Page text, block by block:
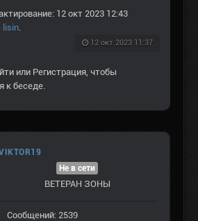
12 окт 2023 12:43
lisin
12 окт 2023 11:37
или Регистрация , чтобы
к беседе.
Не в сети
ВЕТЕРАН ЗOНЫ
Сообщений: 2539